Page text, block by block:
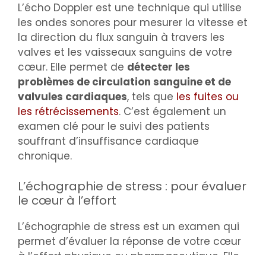
L’écho Doppler est une technique qui utilise
les ondes sonores pour mesurer la vitesse et
la direction du flux sanguin à travers les
valves et les vaisseaux sanguins de votre
cœur. Elle permet de détecter les
problèmes de circulation sanguine et de
valvules cardiaques, tels que les fuites ou
les rétrécissements. C’est également un
examen clé pour le suivi des patients
souffrant d’insuffisance cardiaque
chronique.
L’échographie de stress : pour évaluer
le cœur à l’effort
L’échographie de stress est un examen qui
permet d’évaluer la réponse de votre cœur